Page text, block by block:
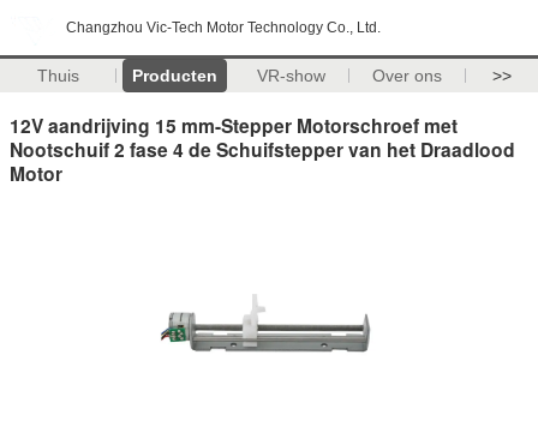
Changzhou Vic-Tech Motor Technology Co., Ltd.
Thuis Producten VR-show Over ons >>
12V aandrijving 15 mm-Stepper Motorschroef met
Nootschuif 2 fase 4 de Schuifstepper van het Draadlood
Motor